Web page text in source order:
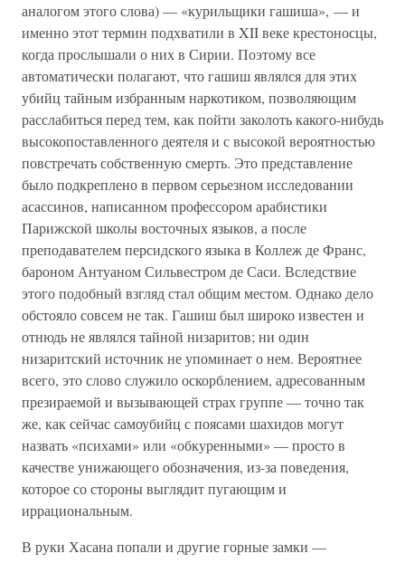
аналогом этого слова) — «курильщики гашиша», — и
именно этот термин подхватили в XII веке крестоносцы,
когда прослышали о них в Сирии. Поэтому все
автоматически полагают, что гашиш являлся для этих
убийц тайным избранным наркотиком, позволяющим
расслабиться перед тем, как пойти заколоть какого-нибудь
высокопоставленного деятеля и с высокой вероятностью
повстречать собственную смерть. Это представление
было подкреплено в первом серьезном исследовании
асассинов, написанном профессором арабистики
Парижской школы восточных языков, а после
преподавателем персидского языка в Коллеж де Франс,
бароном Антуаном Сильвестром де Саси. Вследствие
этого подобный взгляд стал общим местом. Однако дело
обстояло совсем не так. Гашиш был широко известен и
отнюдь не являлся тайной низаритов; ни один
низаритский источник не упоминает о нем. Вероятнее
всего, это слово служило оскорблением, адресованным
презираемой и вызывающей страх группе — точно так
же, как сейчас самоубийц с поясами шахидов могут
назвать «психами» или «обкуренными» — просто в
качестве унижающего обозначения, из-за поведения,
которое со стороны выглядит пугающим и
иррациональным.
В руки Хасана попали и другие горные замки —